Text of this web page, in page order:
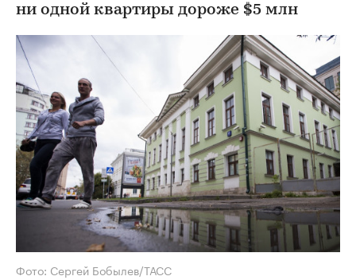
ни одной квартиры дороже $5 млн
Фото: Сергей Бобылев/ТАСС